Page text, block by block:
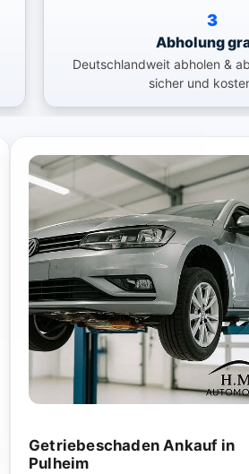
3
Abholung
Deutschlandweit abholen &
sicher und
Getriebeschaden Ankauf in
Pulheim